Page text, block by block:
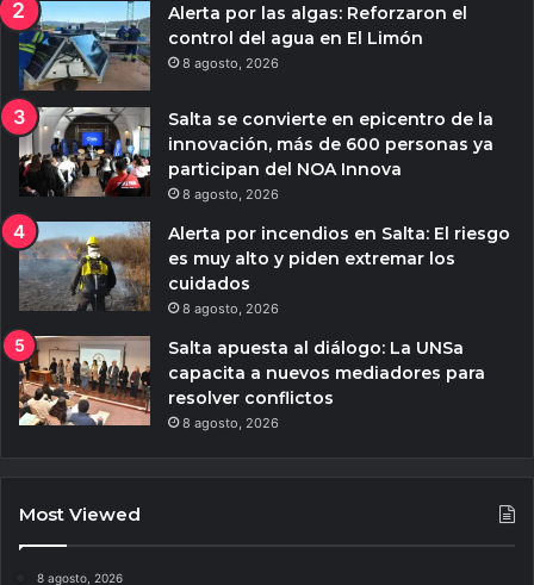
Alerta por las algas: Reforzaron el
control del agua en El Limón
8 agosto, 2026
Salta se convierte en epicentro de la
innovación, más de 600 personas ya
participan del NOA Innova
8 agosto, 2026
Alerta por incendios en Salta: El riesgo
es muy alto y piden extremar los
cuidados
8 agosto, 2026
Salta apuesta al diálogo: La UNSa
capacita a nuevos mediadores para
resolver conflictos
8 agosto, 2026
Most Viewed
8 agosto, 2026